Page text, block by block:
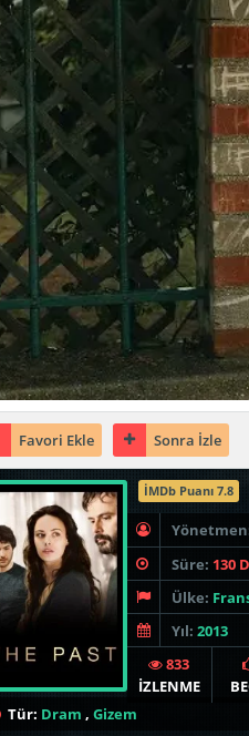
Favori Ekle Sonra İzle
İMDb Puanı 7.8
Süre: 130
Ülke:
Yıl: 2013
833
İZLENME
Tür: Dram , Gizem